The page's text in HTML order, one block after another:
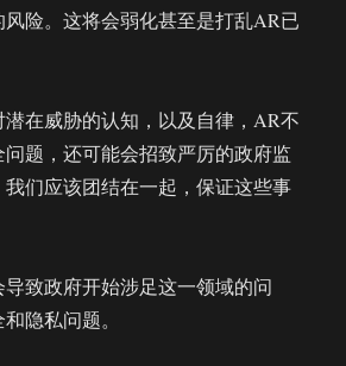
险。这将会弱化甚至是打乱AR已
在威胁的认知，以及自律，AR不
题，还可能会招致严厉的政府监
们应该团结在一起，保证这些事
致政府开始涉足这一领域的问
隐私问题。